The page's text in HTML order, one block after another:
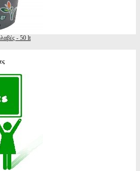
- 50 lt